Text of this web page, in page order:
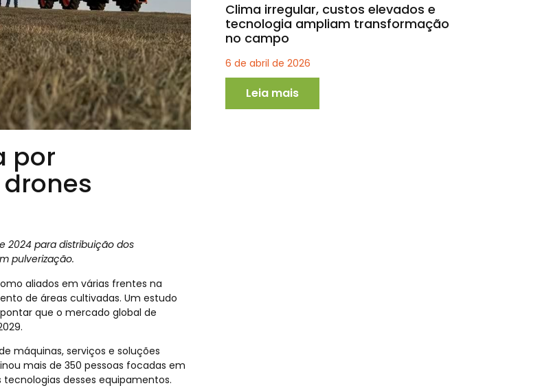
por
2024 para distribuição dos
pulverização.
aliados em várias frentes na
de áreas cultivadas. Um estudo
que o mercado global de
máquinas, serviços e soluções
mais de 350 pessoas focadas em
desses equipamentos.
Clima irregular, custos elevados e
tecnologia ampliam transformação
no campo
6 de abril de 2026
Leia mais